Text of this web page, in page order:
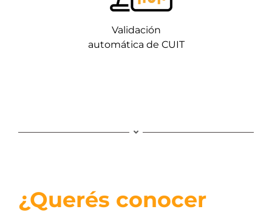
Validación
automática de CUIT
¿Querés conocer